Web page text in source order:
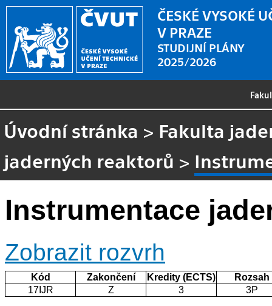
ČESKÉ VYSOKÉ
V PRAZE
STUDIJNÍ PLÁNY
2025/2026
Úvodní stránka > Fakulta
jaderných reaktorů >
Instrumentace
Zobrazit rozvrh
Kód Zakončení Kredity (ECTS)
Rozsah
17IJR
Z 3 3P